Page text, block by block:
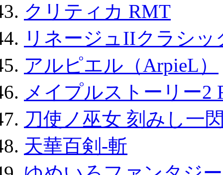
クリティカ RMT
リネージュIIクラシ
アルピエル（ArpieL）
メイプルストーリー2
刀使ノ巫女 刻みし一
天華百剣-斬